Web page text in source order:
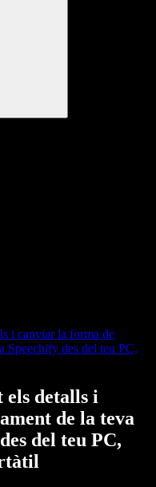
i canviar la forma de
Speechify des del teu PC,
els detalls i
de la teva
del teu PC,